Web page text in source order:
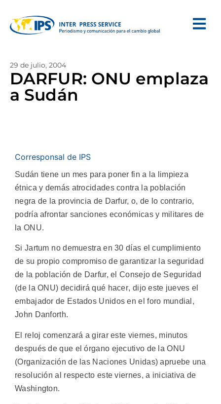
29 de julio, 2004
DARFUR: ONU emplaza
a Sudán
Corresponsal de IPS
Sudán tiene un mes para poner fin a la limpieza
étnica y demás atrocidades contra la población
negra de la provincia de Darfur, o, de lo contrario,
podría afrontar sanciones económicas y militares de
la ONU.
Si Jartum no demuestra en 30 días el cumplimiento
de su propio compromiso de garantizar la seguridad
de la población de Darfur, el Consejo de Seguridad
(de la ONU) decidirá qué hacer, dijo este jueves el
embajador de Estados Unidos en el foro mundial,
John Danforth.
El reloj comenzará a girar este viernes, minutos
después de que el órgano ejecutivo de la ONU
(Organización de las Naciones Unidas) apruebe una
resolución al respecto este viernes, a iniciativa de
Washington.